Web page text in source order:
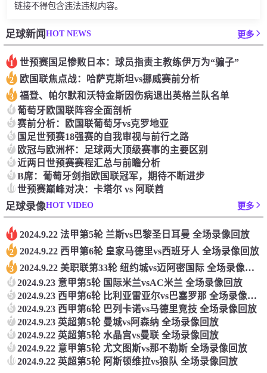
链接不得包含违法违规内容。
足球新闻HOT NEWS 更多
1 世预赛国足惨败日本：球员指责主教练伊万为“骗子”
2 欧国联焦点战：哈萨克斯坦vs挪威赛前分析
3 福登、帕尔默和沃特金斯因伤病退出英格兰队名单
4 葡萄牙欧国联阵容全面剖析
5 赛前分析：欧国联葡萄牙vs克罗地亚
6 国足世预赛18强赛的自我审视与前行之路
7 欧冠与欧洲杯：足球两大顶级赛事的主要区别
8 近两日世预赛赛程汇总与前瞻分析‌
9 ‌B席：‌葡萄牙剑指欧国联冠军，‌期待不断进步‌
10世预赛巅峰对决：卡塔尔 vs 阿联酋
足球录像HOT VIDEO 更多
1 2024.9.22 法甲第5轮 兰斯vs巴黎圣日耳曼 全场录像回放
2 2024.9.22 西甲第6轮 皇家马德里vs西班牙人 全场录像回放
3 2024.9.22 美职联第33轮 纽约城vs迈阿密国际 全场录像回放
4 2024.9.23 意甲第5轮 国际米兰vsAC米兰 全场录像回放
5 2024.9.23 西甲第6轮 比利亚雷亚尔vs巴塞罗那 全场录像回放
6 2024.9.23 西甲第6轮 巴列卡诺vs马德里竞技 全场录像回放
7 2024.9.23 英超第5轮 曼城vs阿森纳 全场录像回放
8 2024.9.22 英超第5轮 水晶宫vs曼联 全场录像回放
9 2024.9.22 意甲第5轮 尤文图斯vs那不勒斯 全场录像回放
102024.9.22 英超第5轮 阿斯顿维拉vs狼队 全场录像回放